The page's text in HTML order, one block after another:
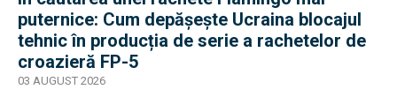
puternice: Cum depășește Ucraina blocajul
tehnic în producția de serie a rachetelor de
croazieră FP-5
03 AUGUST 2026